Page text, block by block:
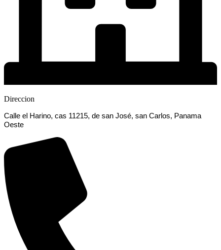
Direccion
Calle el Harino, cas 11215, de san José, san Carlos, Panama
Oeste